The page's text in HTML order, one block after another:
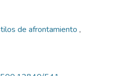
de afrontamiento ,